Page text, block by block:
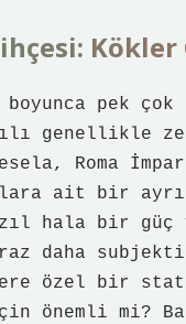
pek çok
genellikle
Roma
ait bir
hala bir güç
daha
özel bir
önemli mi?